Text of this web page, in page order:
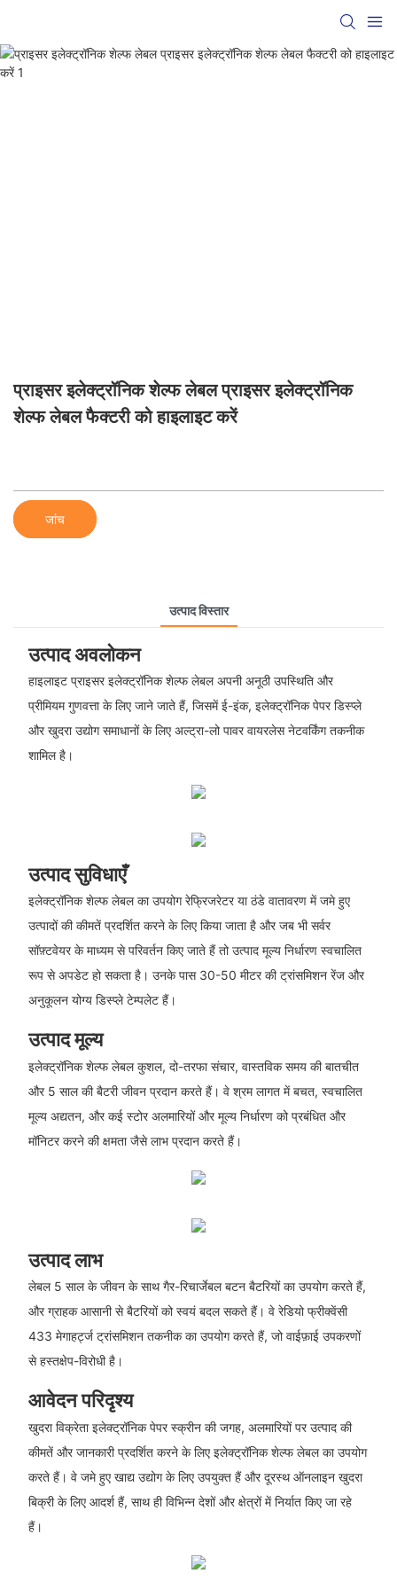
प्राइसर इलेक्ट्रॉनिक शेल्फ लेबल प्राइसर इलेक्ट्रॉनिक
शेल्फ लेबल फैक्टरी को हाइलाइट करें
जांच
उत्पाद विस्तार
उत्पाद अवलोकन
हाइलाइट प्राइसर इलेक्ट्रॉनिक शेल्फ लेबल अपनी अनूठी उपस्थिति और
प्रीमियम गुणवत्ता के लिए जाने जाते हैं, जिसमें ई-इंक, इलेक्ट्रॉनिक पेपर डिस्प्ले
और खुदरा उद्योग समाधानों के लिए अल्ट्रा-लो पावर वायरलेस नेटवर्किंग तकनीक
शामिल है।
उत्पाद सुविधाएँ
इलेक्ट्रॉनिक शेल्फ लेबल का उपयोग रेफ्रिजरेटर या ठंडे वातावरण में जमे हुए
उत्पादों की कीमतें प्रदर्शित करने के लिए किया जाता है और जब भी सर्वर
सॉफ़्टवेयर के माध्यम से परिवर्तन किए जाते हैं तो उत्पाद मूल्य निर्धारण स्वचालित
रूप से अपडेट हो सकता है। उनके पास 30-50 मीटर की ट्रांसमिशन रेंज और
अनुकूलन योग्य डिस्प्ले टेम्पलेट हैं।
उत्पाद मूल्य
इलेक्ट्रॉनिक शेल्फ लेबल कुशल, दो-तरफा संचार, वास्तविक समय की बातचीत
और 5 साल की बैटरी जीवन प्रदान करते हैं। वे श्रम लागत में बचत, स्वचालित
मूल्य अद्यतन, और कई स्टोर अलमारियों और मूल्य निर्धारण को प्रबंधित और
मॉनिटर करने की क्षमता जैसे लाभ प्रदान करते हैं।
उत्पाद लाभ
लेबल 5 साल के जीवन के साथ गैर-रिचार्जेबल बटन बैटरियों का उपयोग करते हैं,
और ग्राहक आसानी से बैटरियों को स्वयं बदल सकते हैं। वे रेडियो फ्रीक्वेंसी
433 मेगाहर्ट्ज ट्रांसमिशन तकनीक का उपयोग करते हैं, जो वाईफ़ाई उपकरणों
से हस्तक्षेप-विरोधी है।
आवेदन परिदृश्य
खुदरा विक्रेता इलेक्ट्रॉनिक पेपर स्क्रीन की जगह, अलमारियों पर उत्पाद की
कीमतें और जानकारी प्रदर्शित करने के लिए इलेक्ट्रॉनिक शेल्फ लेबल का उपयोग
करते हैं। वे जमे हुए खाद्य उद्योग के लिए उपयुक्त हैं और दूरस्थ ऑनलाइन खुदरा
बिक्री के लिए आदर्श हैं, साथ ही विभिन्न देशों और क्षेत्रों में निर्यात किए जा रहे
हैं।